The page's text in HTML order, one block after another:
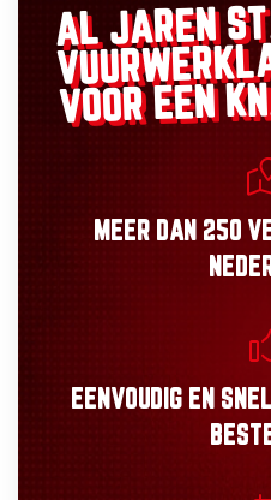
AL JAREN
VOOR EEN
MEER DAN 250
EENVOUDIGEN SNEL